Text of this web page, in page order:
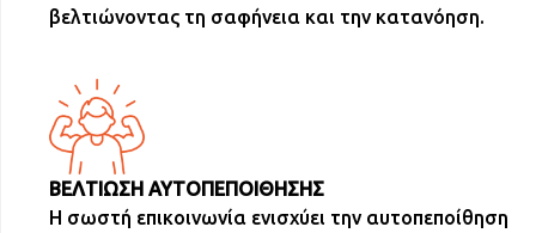
βελτιώνοντας τη σαφήνεια και την κατανόηση.
ΒΕΛΤΙΩΣΗ ΑΥΤΟΠΕΠΟΙΘΗΣΗΣ
Η σωστή επικοινωνία ενισχύει την αυτοπεποίθηση